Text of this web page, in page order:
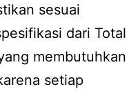
sesuai
dari Total
membutuhkan
setiap